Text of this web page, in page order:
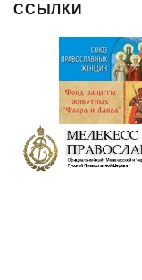
ССЫЛКИ